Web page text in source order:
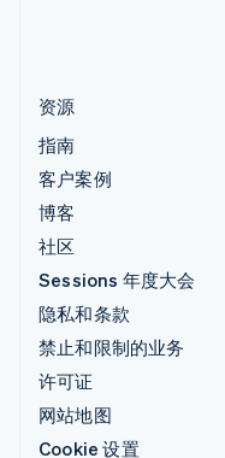
资源
指南
客户案例
博客
社区
Sessions 年度大会
隐私和条款
禁止和限制的业务
许可证
网站地图
Cookie 设置